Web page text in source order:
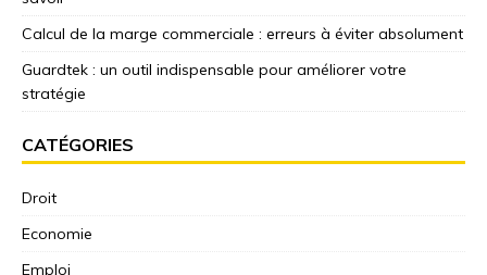
Calcul de la marge commerciale : erreurs à éviter absolument
Guardtek : un outil indispensable pour améliorer votre
stratégie
CATÉGORIES
Droit
Economie
Emploi